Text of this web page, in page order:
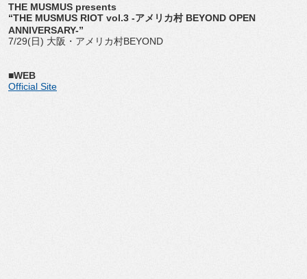
THE MUSMUS presents
“THE MUSMUS RIOT vol.3 -アメリカ村 BEYOND OPEN
ANNIVERSARY-”
7/29(日) 大阪・アメリカ村BEYOND
■WEB
Official Site